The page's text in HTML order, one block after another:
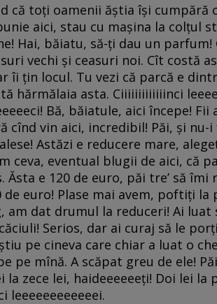
că toţi oamenii ăştia îşi cumpără
aici, stau cu maşina la colţul
Hai, băiatu, să-ţi dau un
vechi şi ceasuri noi. Cît costă
îi ţin locul. Tu vezi că parcă e
hărmălaia asta. Ciiiiiiiiiiiiinci
Bă, băiatule, aici începe!
cînd vin aici, incredibil! Păi, şi nu-
Astăzi e reducere mare,
ceva, eventual blugii de aici, că
Ăsta e 120 de euro, păi tre’ să
de euro! Plase mai avem, poftiţi
am dat drumul la reduceri! Ai luat
Serios, dar ai curaj să le
pe cineva care chiar a luat o
pe mînă. A scăpat greu de ele!
la zece lei, haideeeeeeţi! Doi lei la
leeeeeeeeeeeei.